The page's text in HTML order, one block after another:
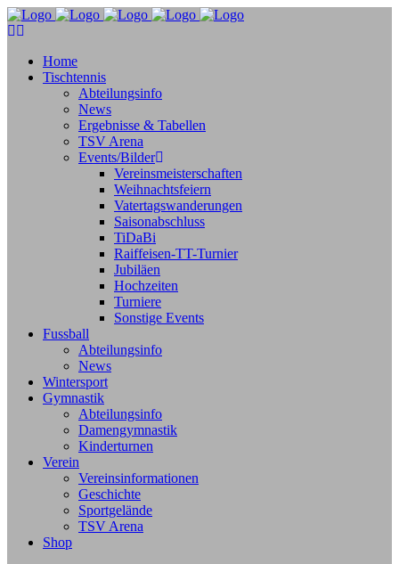
Home
Tischtennis
Abteilungsinfo
News
Ergebnisse & Tabellen
TSV Arena
Events/Bilder
Vereinsmeisterschaften
Weihnachtsfeiern
Vatertagswanderungen
Saisonabschluss
TiDaBi
Raiffeisen-TT-Turnier
Jubiläen
Hochzeiten
Turniere
Sonstige Events
Fussball
Abteilungsinfo
News
Wintersport
Gymnastik
Abteilungsinfo
Damengymnastik
Kinderturnen
Verein
Vereinsinformationen
Geschichte
Sportgelände
TSV Arena
Shop